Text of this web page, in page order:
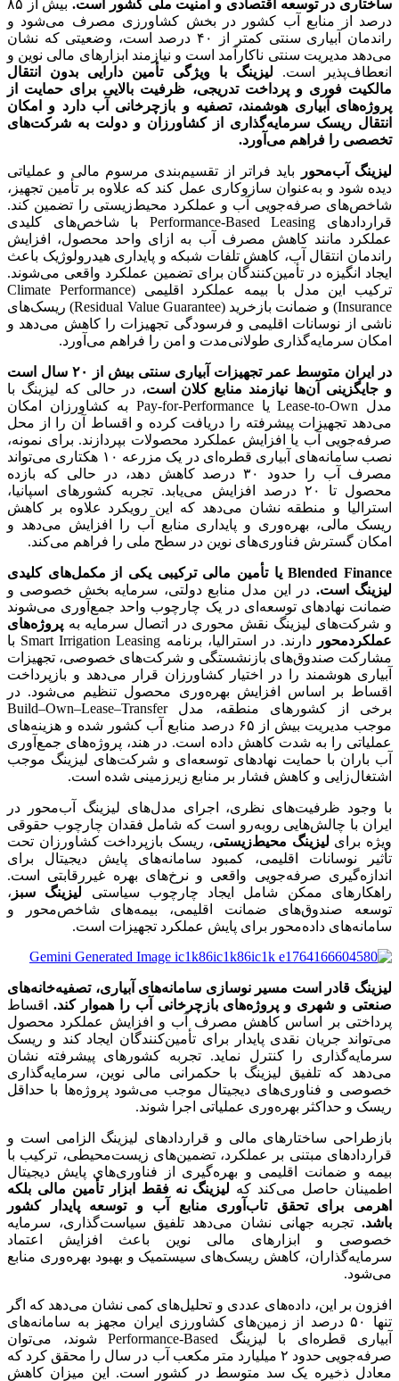
ساختاری در توسعه اقتصادی و امنیت ملی کشور است.
بیش از ۸۵
درصد از منابع آب کشور در بخش کشاورزی مصرف می‌شود و
راندمان آبیاری سنتی کمتر از ۴۰ درصد است، وضعیتی که نشان
می‌دهد مدیریت سنتی ناکارآمد است و نیازمند ابزارهای مالی نوین و
انعطاف‌پذیر است. لیزینگ با ویژگی تأمین دارایی بدون انتقال
مالکیت فوری و پرداخت تدریجی، ظرفیت بالایی برای حمایت از
پروژه‌های آبیاری هوشمند، تصفیه و بازچرخانی آب دارد و امکان
انتقال ریسک سرمایه‌گذاری از کشاورزان و دولت به شرکت‌های
تخصصی را فراهم می‌آورد.
لیزینگ آب‌محور
باید فراتر از تقسیم‌بندی مرسوم مالی و عملیاتی
دیده شود و به‌عنوان سازوکاری عمل کند که علاوه بر تأمین تجهیز،
شاخص‌های صرفه‌جویی آب و عملکرد محیط‌زیستی را تضمین کند.
قراردادهای Performance-Based Leasing با شاخص‌های کلیدی
عملکرد مانند کاهش مصرف آب به ازای واحد محصول، افزایش
راندمان انتقال آب، کاهش تلفات شبکه و پایداری هیدرولوژیک باعث
ایجاد انگیزه در تأمین‌کنندگان برای تضمین عملکرد واقعی می‌شوند.
ترکیب این مدل با بیمه عملکرد اقلیمی (Climate Performance
Insurance) و ضمانت بازخرید (Residual Value Guarantee) ریسک‌های
ناشی از نوسانات اقلیمی و فرسودگی تجهیزات را کاهش می‌دهد و
امکان سرمایه‌گذاری طولانی‌مدت و امن را فراهم می‌آورد.
در ایران متوسط عمر تجهیزات آبیاری سنتی بیش از ۲۰ سال است
و جایگزینی آن‌ها نیازمند منابع کلان است، در حالی که لیزینگ با
مدل Lease-to-Own یا Pay-for-Performance به کشاورزان امکان
می‌دهد تجهیزات پیشرفته را دریافت کرده و اقساط آن را از محل
صرفه‌جویی آب یا افزایش عملکرد محصولات بپردازند. برای نمونه،
نصب سامانه‌های آبیاری قطره‌ای در یک مزرعه ۱۰ هکتاری می‌تواند
مصرف آب را حدود ۳۰ درصد کاهش دهد، در حالی که بازده
محصول تا ۲۰ درصد افزایش می‌یابد. تجربه کشورهای اسپانیا،
استرالیا و منطقه نشان می‌دهد که این رویکرد علاوه بر کاهش
ریسک مالی، بهره‌وری و پایداری منابع آب را افزایش می‌دهد و
امکان گسترش فناوری‌های نوین در سطح ملی را فراهم می‌کند.
Blended Financeیا تأمین مالی ترکیبی یکی از مکمل‌های کلیدی
لیزینگ است. در این مدل منابع دولتی، سرمایه بخش خصوصی و
ضمانت نهادهای توسعه‌ای در یک چارچوب واحد جمع‌آوری می‌شوند
و شرکت‌های لیزینگ نقش محوری در اتصال سرمایه به پروژه‌های
عملکردمحور
دارند. در استرالیا، برنامه Smart Irrigation Leasing با
مشارکت صندوق‌های بازنشستگی و شرکت‌های خصوصی، تجهیزات
آبیاری هوشمند را در اختیار کشاورزان قرار می‌دهد و بازپرداخت
اقساط بر اساس افزایش بهره‌وری محصول تنظیم می‌شود. در
برخی از کشورهای منطقه، مدل Build–Own–Lease–Transfer
موجب مدیریت بیش از ۶۵ درصد منابع آب کشور شده و هزینه‌های
عملیاتی را به شدت کاهش داده است. در هند، پروژه‌های جمع‌آوری
آب باران با حمایت نهادهای توسعه‌ای و شرکت‌های لیزینگ موجب
اشتغال‌زایی و کاهش فشار بر منابع زیرزمینی شده است.
با وجود ظرفیت‌های نظری، اجرای مدل‌های لیزینگ آب‌محور در
ایران با چالش‌هایی روبه‌رو است که شامل فقدان چارچوب حقوقی
ویژه برای لیزینگ محیط‌زیستی، ریسک بازپرداخت کشاورزان تحت
تأثیر نوسانات اقلیمی، کمبود سامانه‌های پایش دیجیتال برای
اندازه‌گیری صرفه‌جویی واقعی و نرخ‌های بهره غیررقابتی است.
راهکارهای ممکن شامل ایجاد چارچوب سیاستی لیزینگ سبز ،
توسعه صندوق‌های ضمانت اقلیمی، بیمه‌های شاخص‌محور و
سامانه‌های داده‌محور برای پایش عملکرد تجهیزات است.
لیزینگ قادر است مسیر نوسازی سامانه‌های آبیاری، تصفیه‌خانه‌های
صنعتی و شهری و پروژه‌های بازچرخانی آب را هموار کند. اقساط
پرداختی بر اساس کاهش مصرف آب و افزایش عملکرد محصول
می‌تواند جریان نقدی پایدار برای تأمین‌کنندگان ایجاد کند و ریسک
سرمایه‌گذاری را کنترل نماید. تجربه کشورهای پیشرفته نشان
می‌دهد که تلفیق لیزینگ با حکمرانی مالی نوین، سرمایه‌گذاری
خصوصی و فناوری‌های دیجیتال موجب می‌شود پروژه‌ها با حداقل
ریسک و حداکثر بهره‌وری عملیاتی اجرا شوند.
بازطراحی ساختارهای مالی و قراردادهای لیزینگ الزامی است و
قراردادهای مبتنی بر عملکرد، تضمین‌های زیست‌محیطی، ترکیب با
بیمه و ضمانت اقلیمی و بهره‌گیری از فناوری‌های پایش دیجیتال
اطمینان حاصل می‌کند که لیزینگ نه فقط ابزار تأمین مالی بلکه
اهرمی برای تحقق تاب‌آوری منابع آب و توسعه پایدار کشور
باشد. تجربه جهانی نشان می‌دهد تلفیق سیاست‌گذاری، سرمایه
خصوصی و ابزارهای مالی نوین باعث افزایش اعتماد
سرمایه‌گذاران، کاهش ریسک‌های سیستمیک و بهبود بهره‌وری منابع
می‌شود.
افزون بر این، داده‌های عددی و تحلیل‌های کمی نشان می‌دهد که اگر
تنها ۵۰ درصد از زمین‌های کشاورزی ایران مجهز به سامانه‌های
آبیاری قطره‌ای با لیزینگ Performance-Based شوند، می‌توان
صرفه‌جویی حدود ۲ میلیارد متر مکعب آب در سال را محقق کرد که
معادل ذخیره یک سد متوسط در کشور است. این میزان کاهش